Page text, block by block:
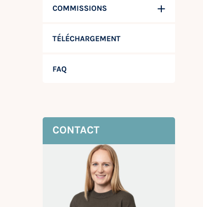
COMMISSIONS
TÉLÉCHARGEMENT
FAQ
CONTACT